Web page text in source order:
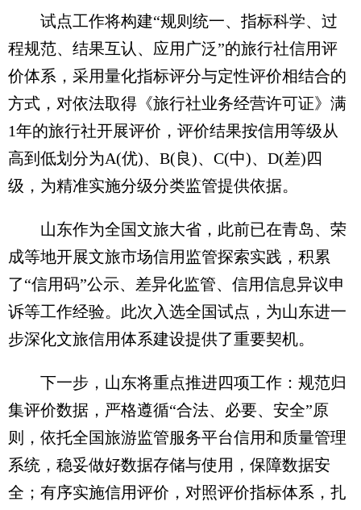
试点工作将构建“规则统一、指标科学、过
程规范、结果互认、应用广泛”的旅行社信用评
价体系，采用量化指标评分与定性评价相结合的
方式，对依法取得《旅行社业务经营许可证》满
1年的旅行社开展评价，评价结果按信用等级从
高到低划分为A(优)、B(良)、C(中)、D(差)四
级，为精准实施分级分类监管提供依据。
山东作为全国文旅大省，此前已在青岛、荣
成等地开展文旅市场信用监管探索实践，积累
了“信用码”公示、差异化监管、信用信息异议申
诉等工作经验。此次入选全国试点，为山东进一
步深化文旅信用体系建设提供了重要契机。
下一步，山东将重点推进四项工作：规范归
集评价数据，严格遵循“合法、必要、安全”原
则，依托全国旅游监管服务平台信用和质量管理
系统，稳妥做好数据存储与使用，保障数据安
全；有序实施信用评价，对照评价指标体系，扎